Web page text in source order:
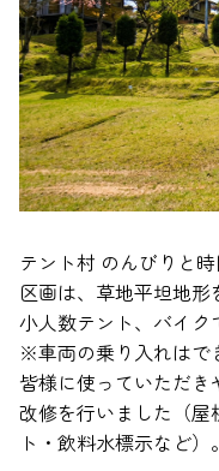
テント村 のんびりと
区画は、草地平坦地形
小人数テント、バイク
※車両の乗り入れはで
皆様に使っていただ
改修を行いました（
ト・飲料水標示など）。